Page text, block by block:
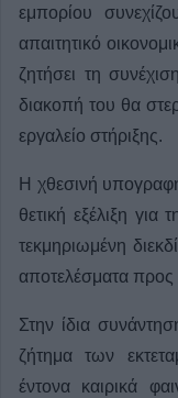
εμπορίου
απαιτητικό
ζητήσει τη
διακοπή του θα
εργαλείο στήριξης.
Η χθεσινή
θετική εξέλιξη για
τεκμηριωμένη
αποτελέσματα
Στην ίδια
ζήτημα των
έντονα καιρικά